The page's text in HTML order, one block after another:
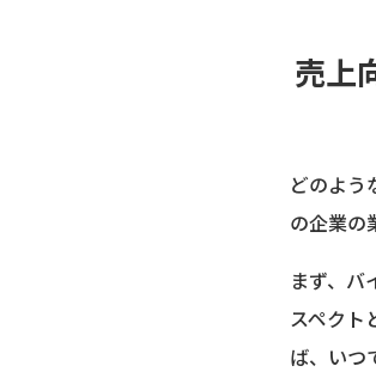
売上
どのよう
の企業の
まず、バ
スペクト
ば、いつ